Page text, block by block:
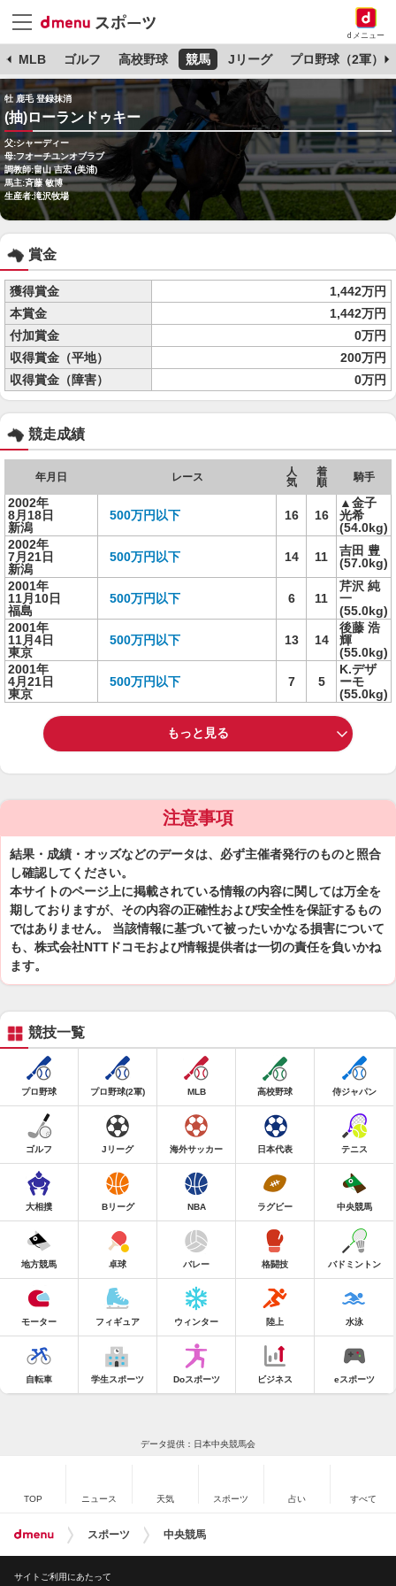
dメニュー
MLB ゴルフ 高校野球 競馬 Jリーグ プロ野球（2軍）
牡 鹿毛 登録抹消
(抽)ローランドゥキー
父:シャーディー
母:フオーチユンオブラブ
調教師:畠山 吉宏 (美浦)
馬主:斉藤 敏博
生産者:滝沢牧場
賞金
獲得賞金
1,442万円
本賞金
1,442万円
付加賞金
0万円
収得賞金（平地）
200万円
収得賞金（障害）
0万円
競走成績
年月日 レース
人
気
着
順
騎手
2002年
8月18日
新潟
500万円以下 16 16
▲金子
光希
(54.0kg)
2002年
7月21日
新潟
500万円以下 14 11
吉田 豊
(57.0kg)
2001年
11月10日
福島
500万円以下 6 11
芹沢 純
一
(55.0kg)
2001年
11月4日
東京
500万円以下 13 14
後藤 浩
輝
(55.0kg)
2001年
4月21日
東京
500万円以下 7 5
K.デザ
ーモ
(55.0kg)
もっと見る
注意事項
結果・成績・オッズなどのデータは、必ず主催者発行のものと照合
し確認してください。
本サイトのページ上に掲載されている情報の内容に関しては万全を
期しておりますが、その内容の正確性および安全性を保証するもの
ではありません。 当該情報に基づいて被ったいかなる損害について
も、株式会社NTTドコモおよび情報提供者は一切の責任を負いかね
ます。
競技一覧
プロ野球 プロ野球(2軍) MLB 高校野球 侍ジャパン
ゴルフ Jリーグ 海外サッカー 日本代表 テニス
大相撲 Bリーグ NBA ラグビー 中央競馬
地方競馬 卓球 バレー 格闘技 バドミントン
モーター フィギュア ウィンター 陸上 水泳
自転車 学生スポーツ Doスポーツ ビジネス eスポーツ
データ提供：日本中央競馬会
TOP ニュース 天気 スポーツ 占い すべて
スポーツ 中央競馬
サイトご利用にあたって